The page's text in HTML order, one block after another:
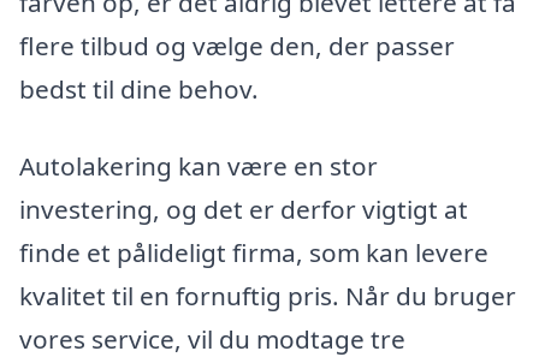
flere tilbud og vælge den, der passer
bedst til dine behov.
Autolakering kan være en stor
investering, og det er derfor vigtigt at
finde et pålideligt firma, som kan levere
kvalitet til en fornuftig pris. Når du bruger
vores service, vil du modtage tre